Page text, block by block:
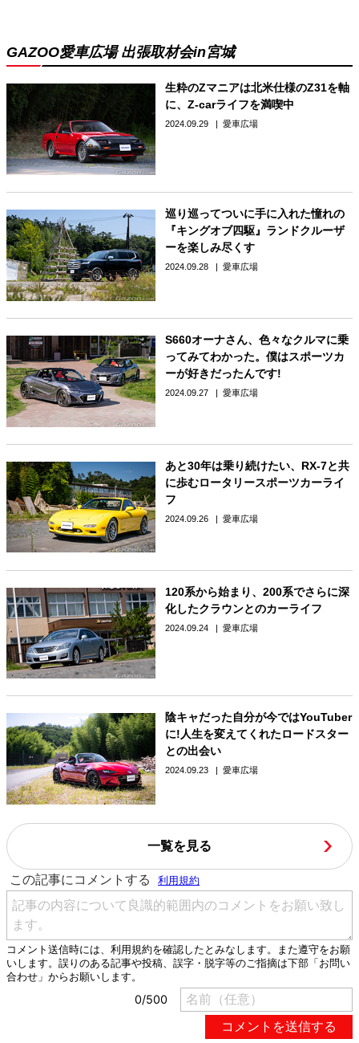
GAZOO愛車広場 出張取材会in宮城
生粋のZマニアは北米仕様のZ31を軸
に、Z-carライフを満喫中
2024.09.29 愛車広場
巡り巡ってついに手に入れた憧れの
『キングオブ四駆』ランドクルーザ
ーを楽しみ尽くす
2024.09.28 愛車広場
S660オーナさん、色々なクルマに乗
ってみてわかった。僕はスポーツカ
ーが好きだったんです!
2024.09.27 愛車広場
あと30年は乗り続けたい、RX-7と共
に歩むロータリースポーツカーライ
フ
2024.09.26 愛車広場
120系から始まり、200系でさらに深
化したクラウンとのカーライフ
2024.09.24 愛車広場
陰キャだった自分が今ではYouTuber
に!人生を変えてくれたロードスター
との出会い
2024.09.23 愛車広場
一覧を見る